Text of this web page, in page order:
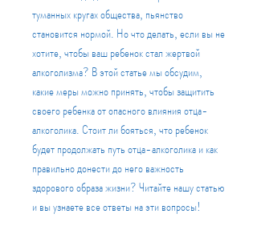
туманных кругах общества, пьянство
становится нормой. Но что делать, если вы не
хотите, чтобы ваш ребенок стал жертвой
алкоголизма? В этой статье мы обсудим,
какие меры можно принять, чтобы защитить
своего ребенка от опасного влияния отца-
алкоголика. Стоит ли бояться, что ребенок
будет продолжать путь отца-алкоголика и как
правильно донести до него важность
здорового образа жизни? Читайте нашу статью
и вы узнаете все ответы на эти вопросы!